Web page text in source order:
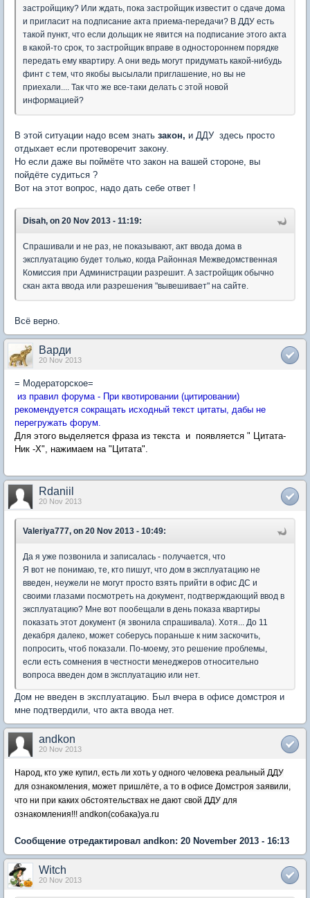
застройщику? Или ждать, пока застройщик известит о сдаче дома
и пригласит на подписание акта приема-передачи? В ДДУ есть
такой пункт, что если дольщик не явится на подписание этого акта
в какой-то срок, то застройщик вправе в одностороннем порядке
передать ему квартиру. А они ведь могут придумать какой-нибудь
финт с тем, что якобы высылали приглашение, но вы не
приехали.... Так что же все-таки делать с этой новой
информацией?
В этой ситуации надо всем знать закон, и ДДУ здесь просто
отдыхает если протеворечит закону.
Но если даже вы поймёте что закон на вашей стороне, вы
пойдёте судиться ?
Вот на этот вопрос, надо дать себе ответ !
Disah, on 20 Nov 2013 - 11:19:
Спрашивали и не раз, не показывают, акт ввода дома в
эксплуатацию будет только, когда Районная Межведомственная
Комиссия при Администрации разрешит. А застройщик обычно
скан акта ввода или разрешения "вывешивает" на сайте.
Всё верно.
Варди
20 Nov 2013
= Модераторское=
из правил форума - При квотировании (цитировании)
рекомендуется сокращать исходный текст цитаты, дабы не
перегружать форум.
Для этого выделяется фраза из текста и появляется " Цитата-
Ник -Х", нажимаем на "Цитата".
Rdaniil
20 Nov 2013
Valeriya777, on 20 Nov 2013 - 10:49:
Да я уже позвонила и записалась - получается, что
Я вот не понимаю, те, кто пишут, что дом в эксплуатацию не
введен, неужели не могут просто взять прийти в офис ДС и
своими глазами посмотреть на документ, подтверждающий ввод в
эксплуатацию? Мне вот пообещали в день показа квартиры
показать этот документ (я звонила спрашивала). Хотя... До 11
декабря далеко, может соберусь пораньше к ним заскочить,
попросить, чтоб показали. По-моему, это решение проблемы,
если есть сомнения в честности менеджеров относительно
вопроса введен дом в эксплуатацию или нет.
Дом не введен в эксплуатацию. Был вчера в офисе домстроя и
мне подтвердили, что акта ввода нет.
andkon
20 Nov 2013
Народ, кто уже купил, есть ли хоть у одного человека реальный ДДУ
для ознакомления, может пришлёте, а то в офисе Домстроя заявили,
что ни при каких обстоятельствах не дают свой ДДУ для
ознакомления!!! andkon(собака)ya.ru
Сообщение отредактировал andkon: 20 November 2013 - 16:13
Witch
20 Nov 2013